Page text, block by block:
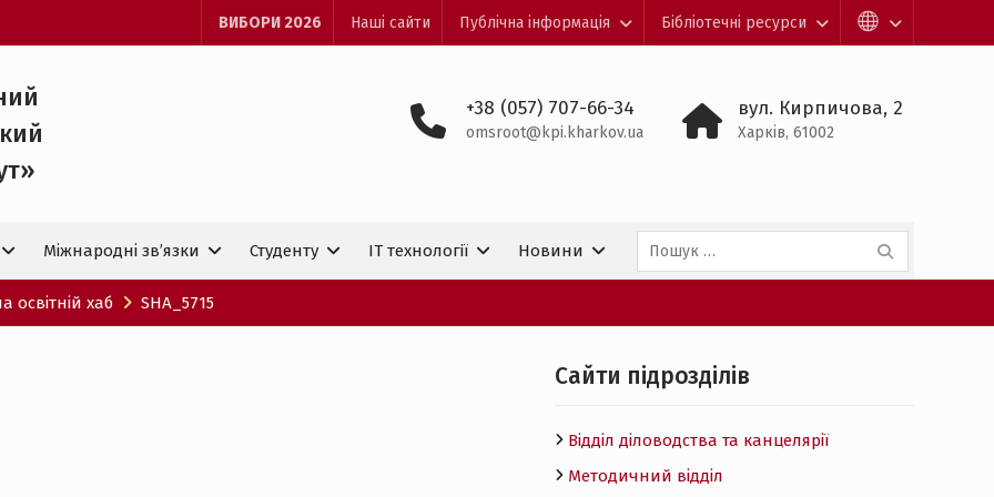
ВИБОРИ 2026 Наші сайти Публічна інформація Бібліотечні ресурси
+38 (057) 707-66-34
omsroot@kpi.kharkov.ua
вул. Кирпичова, 2
Харків, 61002
Міжнародні зв’язки Студенту IT технологiї Новини
Пошук:
хаб SHA_5715
Cайти підрозділів
Відділ діловодства та канцелярії
Методичний відділ